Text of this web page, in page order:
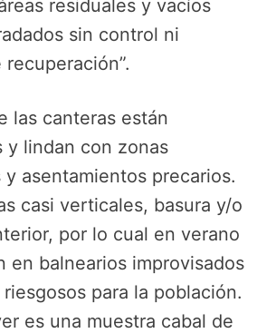
residuales y vacíos
sin control ni
las canteras están
y lindan con zonas
asentamientos precarios.
casi verticales, basura y/o
por lo cual en verano
en balnearios improvisados
para la población.
es una muestra cabal de